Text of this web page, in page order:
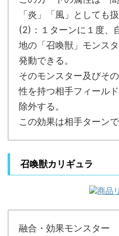
「炎」「風」としても扱
(2)：１ターンに１度、
地の「召喚獣」モンス
発動できる。
そのモンスター及びそ
性を持つ相手フィール
除外する。
この効果は相手ターン
召喚獣カリギュラ
融合・効果モンスター